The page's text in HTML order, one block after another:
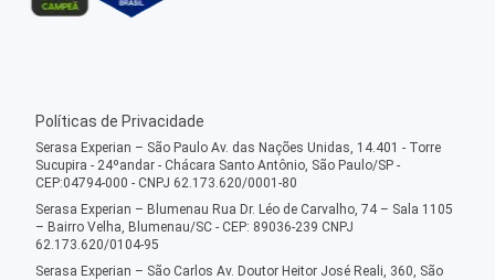
Políticas de Privacidade
Serasa Experian – São Paulo Av. das Nações Unidas, 14.401 - Torre
Sucupira - 24ºandar - Chácara Santo Antônio, São Paulo/SP -
CEP:04794-000 - CNPJ 62.173.620/0001-80
Serasa Experian – Blumenau Rua Dr. Léo de Carvalho, 74 – Sala 1105
– Bairro Velha, Blumenau/SC - CEP: 89036-239 CNPJ
62.173.620/0104-95
Serasa Experian – São Carlos Av. Doutor Heitor José Reali, 360, São